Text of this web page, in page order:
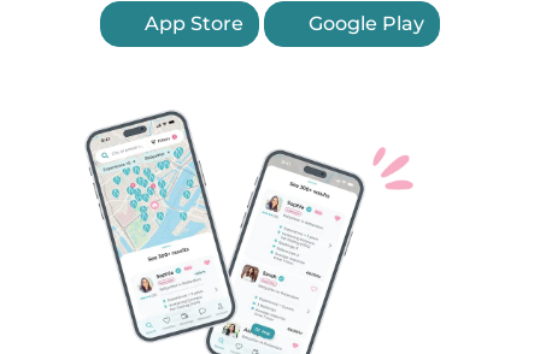
App Store Google Play